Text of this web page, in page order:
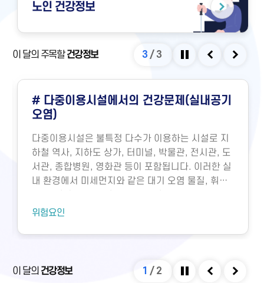
노인 건강정보
이 달의 주목할건강정보 3 /3
# 다중이용시설에서의 건강문제(실내공기
오염)
다중이용시설은 불특정 다수가 이용하는 시설로 지
하철 역사, 지하도 상가, 터미널, 박물관, 전시관, 도
서관, 종합병원, 영화관 등이 포함됩니다. 이러한 실
내 환경에서 미세먼지와 같은 대기 오염 물질, 휘발
오염물질에 노출되면 호흡기 질환 등 다양한 건강 문
가 부족하면 두통, 구토, 근육통, 불쾌감과 같은 빌딩
실내외 온도 차와 건조한 환경으로 인해 냉방병도 나
위험요인
이 달의 건강정보 1 / 2